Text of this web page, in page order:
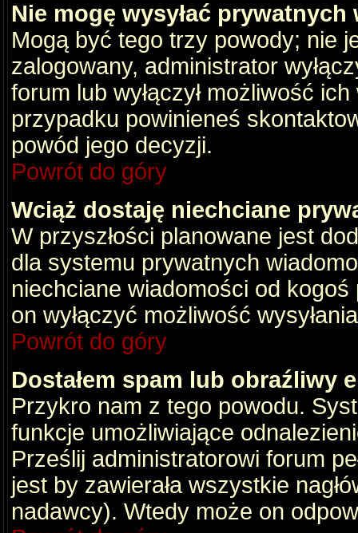
Nie mogę wysyłać
Mogą być tego trzy powody; nie
zalogowany, administrator
forum lub wyłączył możliwość
przypadku powinieneś
powód jego decyzji.
Powrót do góry
Wciąż dostaję niechciane
W przyszłości planowane jest
dla systemu prywatnych
niechciane wiadomości od
on wyłączyć możliwość
Powrót do góry
Dostałem spam lub obraźliwy
Przykro nam z tego powodu.
funkcje umożliwiające
Prześlij administratorowi forum
jest by zawierała wszystkie
nadawcy). Wtedy może on